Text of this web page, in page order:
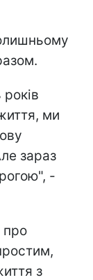
ми
зараз
-
про
з